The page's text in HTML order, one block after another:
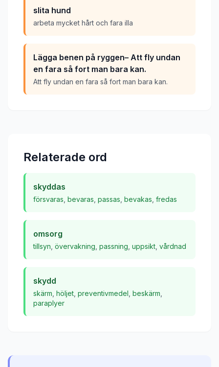
slita hund
arbeta mycket hårt och fara illa
Lägga benen på ryggen– Att fly undan
en fara så fort man bara kan.
Att fly undan en fara så fort man bara kan.
Relaterade ord
skyddas
försvaras bevaras passas bevakas fredas
omsorg
tillsyn övervakning passning uppsikt vårdnad
skydd
skärm höljet preventivmedel beskärm
paraplyer